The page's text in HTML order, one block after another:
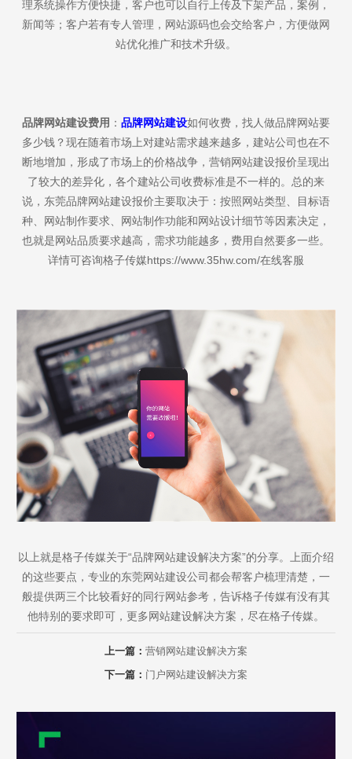
理系统操作方便快捷，客户也可以自行上传及下架产品，案例，
新闻等；客户若有专人管理，网站源码也会交给客户，方便做网
站优化推广和技术升级。
品牌网站建设费用 ： 品牌网站建设如何收费，找人做品牌网站要
多少钱？现在随着市场上对建站需求越来越多，建站公司也在不
断地增加，形成了市场上的价格战争，营销网站建设报价呈现出
了较大的差异化，各个建站公司收费标准是不一样的。总的来
说，东莞品牌网站建设报价主要取决于：按照网站类型、目标语
种、网站制作要求、网站制作功能和网站设计细节等因素决定，
也就是网站品质要求越高，需求功能越多，费用自然要多一些。
详情可咨询格子传媒https://www.35hw.com/在线客服
以上就是格子传媒关于“品牌网站建设解决方案”的分享。上面介绍
的这些要点，专业的东莞网站建设公司都会帮客户梳理清楚，一
般提供两三个比较看好的同行网站参考，告诉格子传媒有没有其
他特别的要求即可，更多网站建设解决方案，尽在格子传媒。
上一篇： 营销网站建设解决方案
下一篇： 门户网站建设解决方案
Are you ready?
不怕就请留下您的需求及联系方式，我们会第一时间送上问候的。